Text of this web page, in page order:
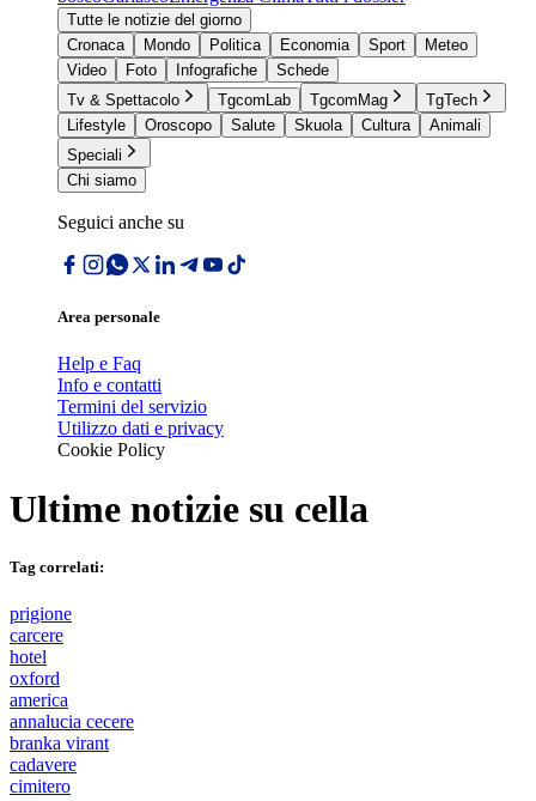
Tutte le notizie del giorno
Cronaca
Mondo Politica Economia Sport
Meteo
Video
Foto Infografiche
Schede
Tv & Spettacolo
TgcomLab TgcomMag
TgTech
Lifestyle
Oroscopo Salute Skuola Cultura
Animali
Speciali
Chi siamo
Seguici anche su
Area personale
Help e Faq
Info e contatti
Termini del servizio
Utilizzo dati e privacy
Cookie Policy
Ultime notizie su cella
Tag correlati:
prigione
carcere
hotel
oxford
america
annalucia cecere
branka virant
cadavere
cimitero